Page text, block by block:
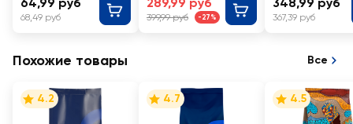
68,49 руб 399,99 руб -27% 367,39 руб
Похожие товары Все
4.2 4.7 4.5